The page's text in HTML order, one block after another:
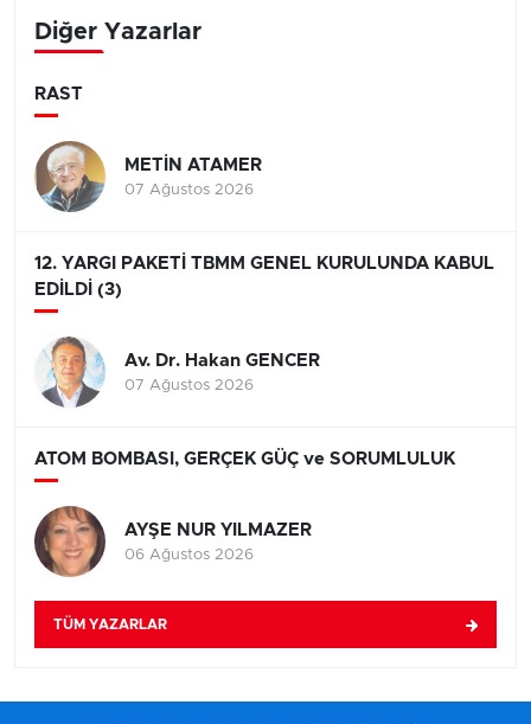
Diğer Yazarlar
RAST
METİN ATAMER
07 Ağustos 2026
12. YARGI PAKETİ TBMM GENEL KURULUNDA KABUL
EDİLDİ (3)
Av. Dr. Hakan GENCER
07 Ağustos 2026
ATOM BOMBASI, GERÇEK GÜÇ ve SORUMLULUK
AYŞE NUR YILMAZER
06 Ağustos 2026
TÜM YAZARLAR